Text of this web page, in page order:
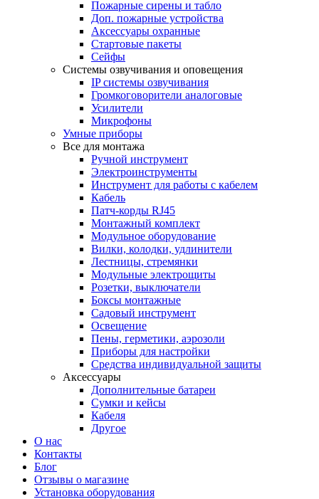
Пожарные сирены и табло
Доп. пожарные устройства
Аксессуары охранные
Стартовые пакеты
Сейфы
Системы озвучивания и оповещения
IP системы озвучивания
Громкоговорители аналоговые
Усилители
Микрофоны
Умные приборы
Все для монтажа
Ручной инструмент
Электроинструменты
Инструмент для работы с кабелем
Кабель
Патч-корды RJ45
Монтажный комплект
Модульное оборудование
Вилки, колодки, удлинители
Лестницы, стремянки
Модульные электрощиты
Розетки, выключатели
Боксы монтажные
Садовый инструмент
Освещение
Пены, герметики, аэрозоли
Приборы для настройки
Средства индивидуальной защиты
Аксессуары
Дополнительные батареи
Сумки и кейсы
Кабеля
Другое
О нас
Контакты
Блог
Отзывы о магазине
Установка оборудования